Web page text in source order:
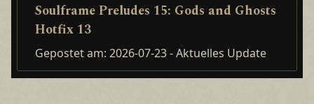
Soulframe Preludes 15: Gods and Ghosts
Hotfix 13
Gepostet am: 2026-07-23- Aktuelles Update